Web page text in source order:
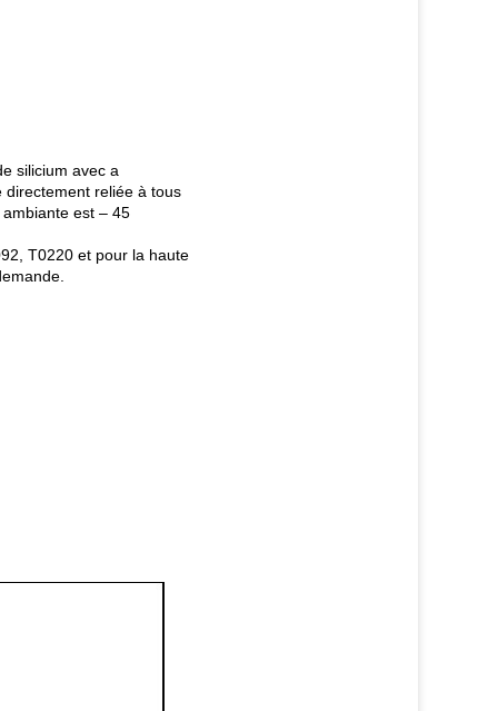
silicium avec a
reliée à tous
est – 45
T0220 et pour la haute